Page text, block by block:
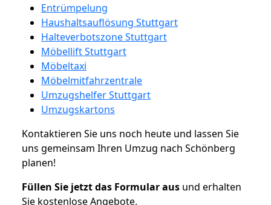
Entrümpelung
Haushaltsauflösung Stuttgart
Halteverbotszone Stuttgart
Möbellift Stuttgart
Möbeltaxi
Möbelmitfahrzentrale
Umzugshelfer Stuttgart
Umzugskartons
Kontaktieren Sie uns noch heute und lassen Sie
uns gemeinsam Ihren Umzug nach Schönberg
planen!
Füllen Sie jetzt das Formular aus und erhalten
Sie kostenlose Angebote.